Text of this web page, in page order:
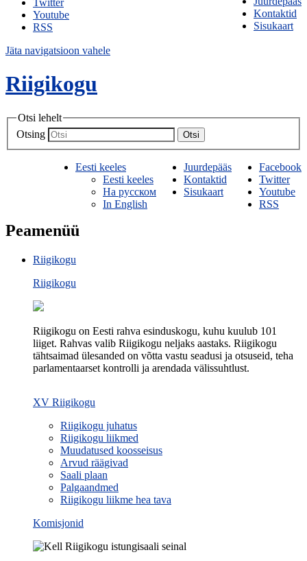
Kontaktid
Sisukaart
Youtube
RSS
Jäta navigatsioon vahele
Riigikogu
Otsi lehelt
Otsing
Otsi
Facebook
Twitter
Youtube
RSS
Juurdepääs
Kontaktid
Sisukaart
Eesti keeles
Eesti keeles
На русском
In English
Peamenüü
Riigikogu
Riigikogu
Riigikogu on Eesti rahva esinduskogu, kuhu kuulub 101
liiget. Rahvas valib Riigikogu neljaks aastaks. Riigikogu
tähtsaimad ülesanded on võtta vastu seadusi ja otsuseid, teha
parlamentaarset kontrolli ja arendada välissuhtlust.
XV Riigikogu
Riigikogu juhatus
Riigikogu liikmed
Muudatused koosseisus
Arvud räägivad
Saali plaan
Palgaandmed
Riigikogu liikme hea tava
Komisjonid